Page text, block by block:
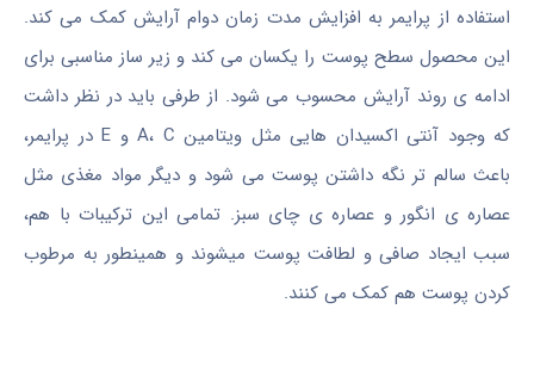
استفاده از پرایمر به افزایش مدت زمان دوام آرایش کمک می کند.
این محصول سطح پوست را یکسان می کند و زیر ساز مناسبی برای
ادامه ی روند آرایش محسوب می شود. از طرفی باید در نظر داشت
که وجود آنتی اکسیدان هایی مثل ویتامین A، C و E در پرایمر،
باعث سالم تر نگه داشتن پوست می شود و دیگر مواد مغذی مثل
عصاره ی انگور و عصاره ی چای سبز. تمامی این ترکیبات با هم،
سبب ایجاد صافی و لطافت پوست میشوند و همینطور به مرطوب
کردن پوست هم کمک می کنند.